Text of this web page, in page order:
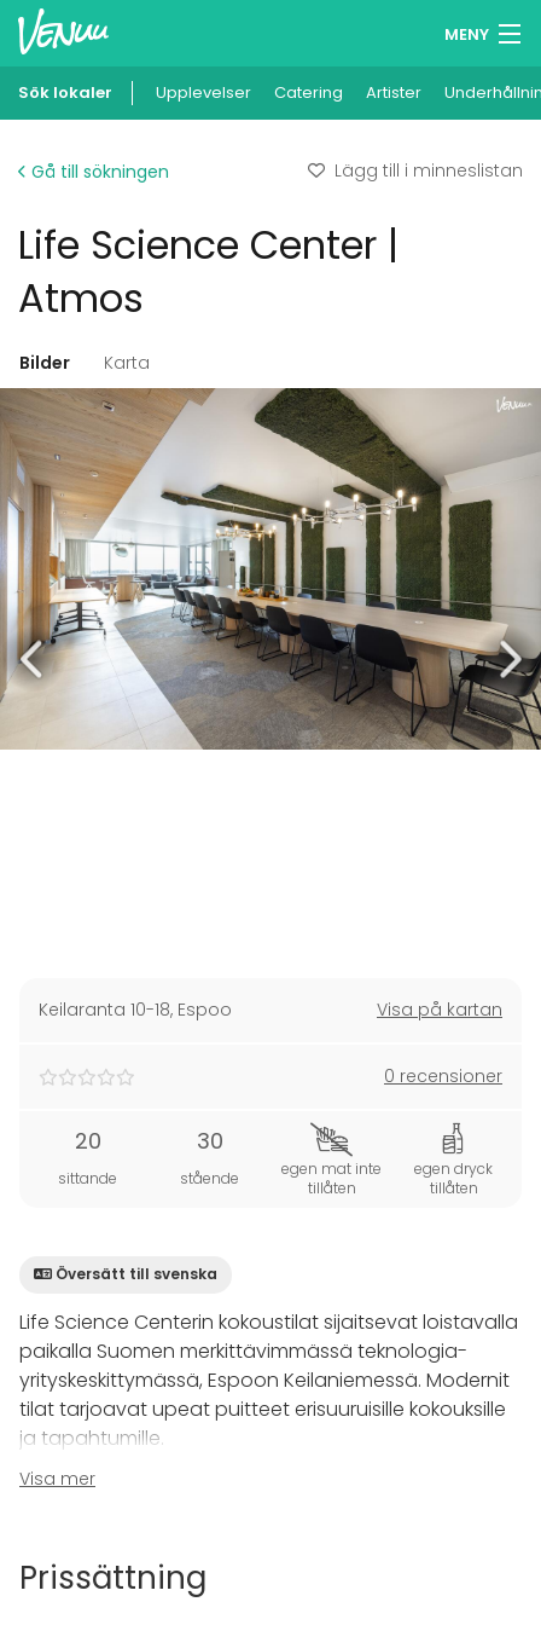
MENY
Minneslista
Lägg till din lokal
Sök lokaler Upplevelser Catering Artister
Gå till sökningen Lägg till i minneslistan
Life Science Center |
Atmos
Bilder Karta
Keilaranta 10-18, Espoo Visa på kartan
0 recensioner
20
sittande
30
stående
egen mat inte
tillåten
egen dryck
tillåten
Översätt till svenska
Life Science Centerin kokoustilat sijaitsevat loistavalla
paikalla Suomen merkittävimmässä teknologia­
yrityskeskittymässä, Espoon Keilaniemessä. Modernit
tilat tarjoavat upeat puitteet erisuuruisille kokouksille
ja tapahtumille.
Edustuskokoustila Atmos
luonnistuu laadukkaat palaverit ja neuvottelut. 20
Visa mer
Prissättning